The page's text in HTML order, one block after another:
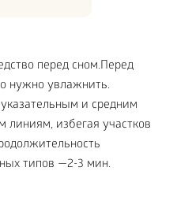
перед сном.Перед
нужно увлажнить.
и средним
линиям, избегая участков
типов —2-3 мин.